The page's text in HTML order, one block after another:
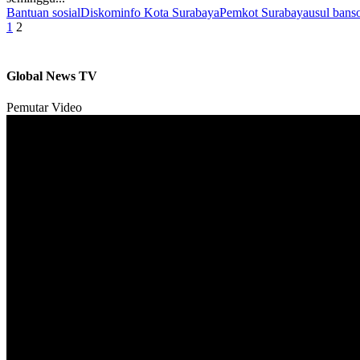
Bantuan sosialDiskominfo Kota SurabayaPemkot Surabayausul
Paginasi
1 2
Global News TV
Pemutar Video